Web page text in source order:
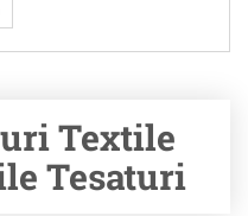
Textile
Tesaturi